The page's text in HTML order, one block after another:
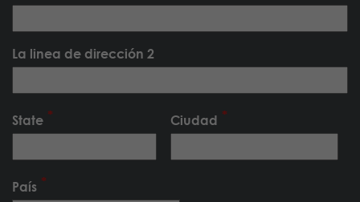
La linea de dirección 2
State Ciudad
País